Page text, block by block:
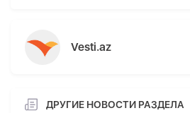
Vesti.az
ДРУГИЕ НОВОСТИ РАЗДЕЛА